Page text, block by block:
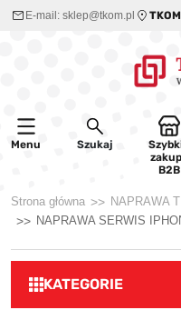
E-mail: sklep@tkom.pl
Menu Szukaj
B2B
Strona główna
NAPRAWA
NAPRAWA SERWIS
KATEGORIE